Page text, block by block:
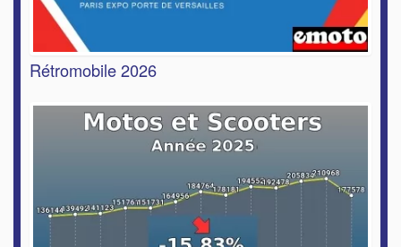
Rétromobile 2026